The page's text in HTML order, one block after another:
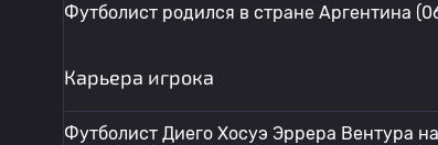
Футболист родился в стране Аргентина
Карьера игрока
Футболист Диего Хосуэ Эррера Вентура